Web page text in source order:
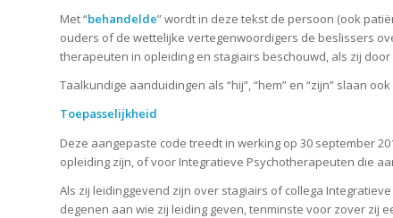
Met “behandelde” wordt in deze tekst de persoon (ook
ouders of de wettelijke vertegenwoordigers de beslissers
therapeuten in opleiding en stagiairs beschouwd, als zij
Taalkundige aanduidingen als “hij”, “hem” en “zijn” slaan
Toepasselijkheid
Deze aangepaste code treedt in werking op 30 september
opleiding zijn, of voor Integratieve Psychotherapeuten die
Als zij leidinggevend zijn over stagiairs of collega
degenen aan wie zij leiding geven, tenminste voor zover